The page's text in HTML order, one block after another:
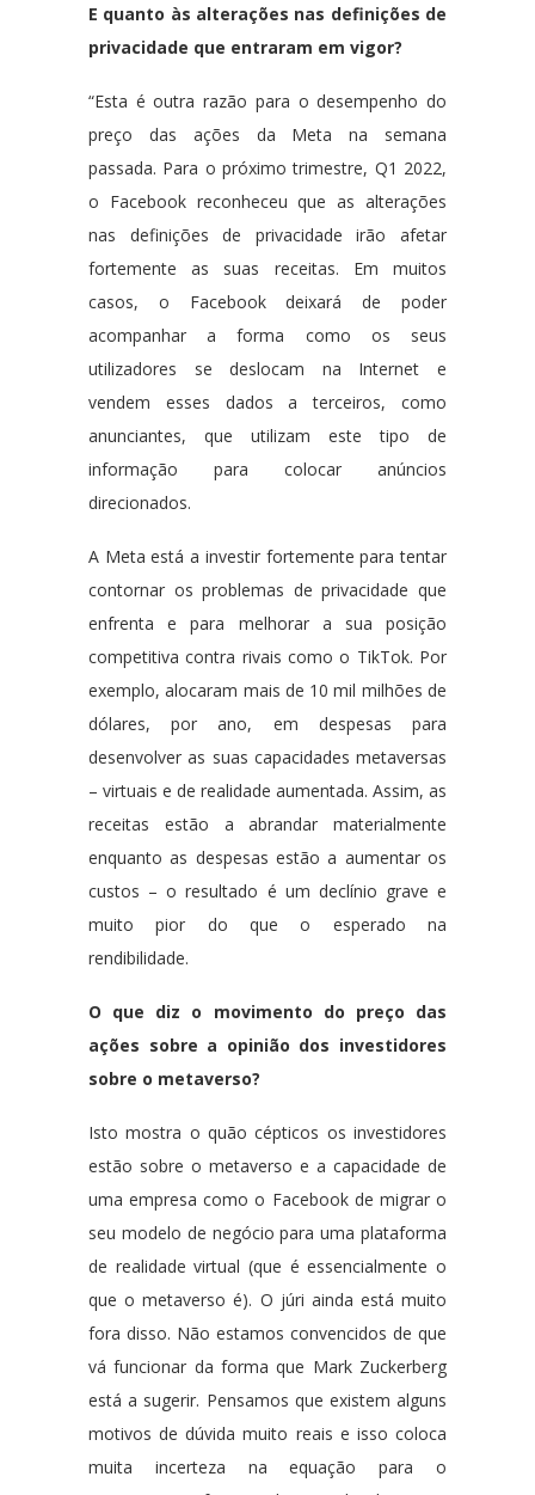
E quanto às alterações nas definições de
privacidade que entraram em vigor?
“Esta é outra razão para o desempenho do
preço das ações da Meta na semana
passada. Para o próximo trimestre, Q1 2022,
o Facebook reconheceu que as alterações
nas definições de privacidade irão afetar
fortemente as suas receitas. Em muitos
casos, o Facebook deixará de poder
acompanhar a forma como os seus
utilizadores se deslocam na Internet e
vendem esses dados a terceiros, como
anunciantes, que utilizam este tipo de
informação para colocar anúncios
direcionados.
A Meta está a investir fortemente para tentar
contornar os problemas de privacidade que
enfrenta e para melhorar a sua posição
competitiva contra rivais como o TikTok. Por
exemplo, alocaram mais de 10 mil milhões de
dólares, por ano, em despesas para
desenvolver as suas capacidades metaversas
– virtuais e de realidade aumentada. Assim, as
receitas estão a abrandar materialmente
enquanto as despesas estão a aumentar os
custos – o resultado é um declínio grave e
muito pior do que o esperado na
rendibilidade.
O que diz o movimento do preço das
ações sobre a opinião dos investidores
sobre o metaverso?
Isto mostra o quão cépticos os investidores
estão sobre o metaverso e a capacidade de
uma empresa como o Facebook de migrar o
seu modelo de negócio para uma plataforma
de realidade virtual (que é essencialmente o
que o metaverso é). O júri ainda está muito
fora disso. Não estamos convencidos de que
vá funcionar da forma que Mark Zuckerberg
está a sugerir. Pensamos que existem alguns
motivos de dúvida muito reais e isso coloca
muita incerteza na equação para o